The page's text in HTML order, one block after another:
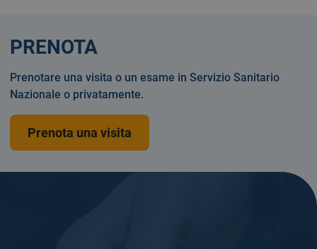
PRENOTA
Prenotare una visita o un esame in Servizio Sanitario
Nazionale o privatamente.
Prenota una visita